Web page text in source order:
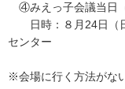
④みえっ子会議当日（
日時：８月24日（
センター
※会場に行く方法がな